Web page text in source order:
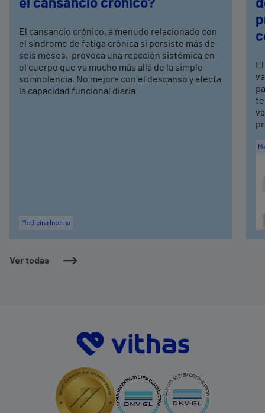
Ver todas
el cansancio crónico?
El cansancio crónico, a menudo relacionado con
el síndrome de fatiga crónica si persiste más de
seis meses, provoca una reacción sistémica en
el cuerpo que va mucho más allá de la simple
somnolencia. No mejora con el descanso y afecta
la capacidad funcional diaria
Medicina Interna